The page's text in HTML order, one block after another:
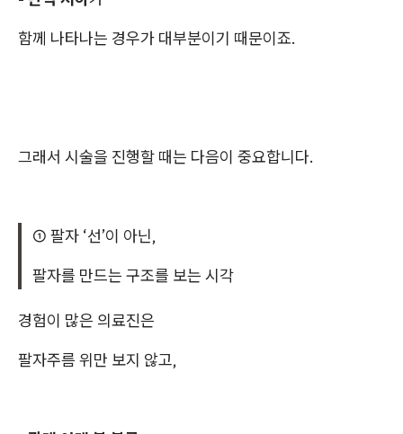
함께 나타나는 경우가 대부분이기 때문이죠.
그래서 시술을 진행할 때는 다음이 중요합니다.
① 팔자 ‘선’이 아닌,
팔자를 만드는 구조를 보는 시각
경험이 많은 의료진은
팔자주름 위만 보지 않고,